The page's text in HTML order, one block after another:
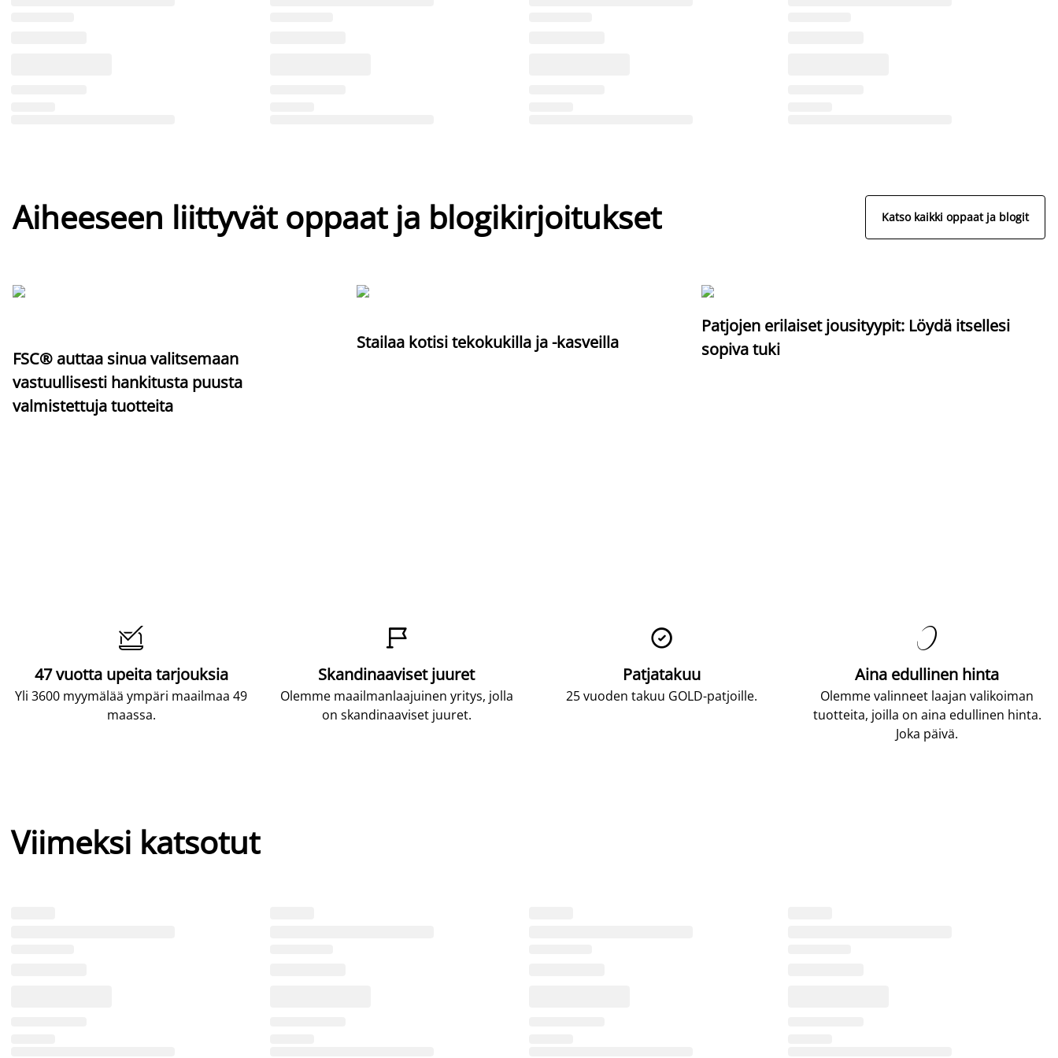
Aiheeseen liittyvät oppaat ja blogikirjoitukset Katso kaikki oppaat ja blogit
FSC® auttaa sinua valitsemaan
vastuullisesti hankitusta puusta
valmistettuja tuotteita
Stailaa kotisi tekokukilla ja -kasveilla
Patjojen erilaiset jousityypit: Löydä itsellesi
sopiva tuki

47 vuotta upeita tarjouksia
Yli 3600 myymälää ympäri maailmaa 49
maassa.

Skandinaaviset juuret
Olemme maailmanlaajuinen yritys, jolla
on skandinaaviset juuret.

Patjatakuu
25 vuoden takuu GOLD-patjoille.

Aina edullinen hinta
Olemme valinneet laajan valikoiman
tuotteita, joilla on aina edullinen hinta.
Joka päivä.
Viimeksi katsotut